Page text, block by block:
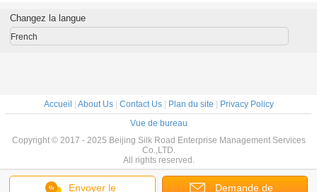
Envoyer le Demande de
Changez la langue
French
Accueil About Us| Contact Us| Plan du site
Privacy Policy
Vue de bureau
Copyright © 2017 - 2025 Beijing Silk Road Enterprise Management Services
Co.,LTD.
All rights reserved.